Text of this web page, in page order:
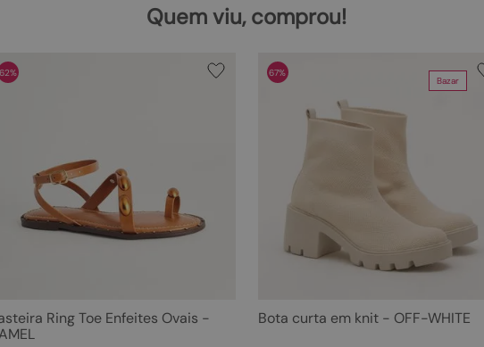
Quem viu, comprou!
62%
Ring Toe Enfeites Ovais -
Bazar
67%
Bota curta em knit - OFF-WHITE